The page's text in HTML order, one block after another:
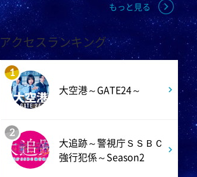
午後
ANNニュース
午後
TOKYO EVERYONE
午後 1:55
午後もじゅん散歩
もっと見る
アクセスランキング
1
大空港～GATE24～
2
大追跡～警視庁ＳＳＢＣ
強行犯係～Season2